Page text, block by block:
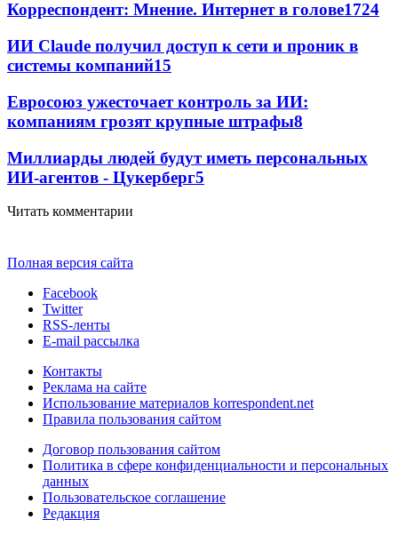
Корреспондент: Мнение. Интернет в голове1724
ИИ Claude получил доступ к сети и проник в
системы компаний15
Евросоюз ужесточает контроль за ИИ:
компаниям грозят крупные штрафы8
Миллиарды людей будут иметь персональных
ИИ-агентов - Цукерберг5
Читать комментарии
Полная версия сайта
Facebook
Twitter
RSS-ленты
E-mail рассылка
Контакты
Реклама на сайте
Использование материалов korrespondent.net
Правила пользования сайтом
Договор пользования сайтом
Политика в сфере конфиденциальности и персональных
данных
Пользовательское соглашение
Редакция